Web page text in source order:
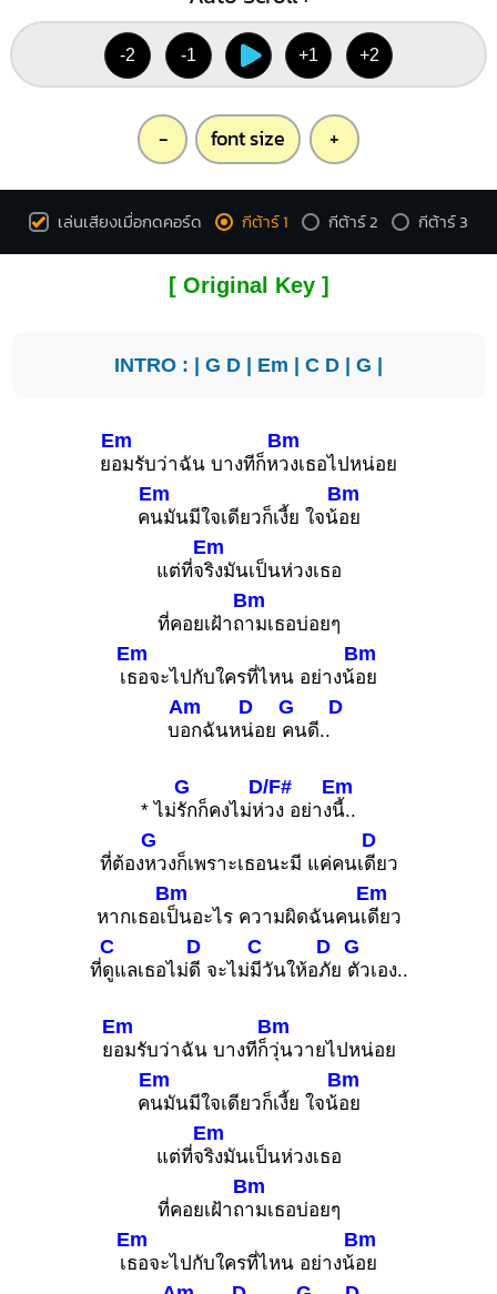
-2 -1 +1 +2
- font size +
เล่นเสียงเมื่อกดคอร์ด กีต้าร์ 1 กีต้าร์ 2 กีต้าร์ 3
[ Original Key ]
INTRO : | G D | Em | C D | G |
ย
Em
อมรับว่าฉัน บางทีก็ห
Bm
วงเธอไปหน่อย
ค
Em
นมันมีใจเดียวก็เงี้ย ใจน้
Bm
อย
แต่ที่จ
Em
ริงมันเป็นห่วงเธอ
ที่คอยเฝ้าถ
Bm
ามเธอบ่อยๆ
เ
Em
ธอจะไปกับใครที่ไหน อย่างน้
Bm
อย
บ
Am
อกฉันห
D
น่อย
G
คนดี..
D
* ไม่
G
รักก็คงไม่ห่
D/F#
วง อย่าง
Em
นี้..
ที่ต้อง
G
หวงก็เพราะเธอนะมี แค่คนเ
D
ดียว
หากเธอเ
Bm
ป็นอะไร ความผิดฉันคนเ
Em
ดียว
ที่
C
ดูแลเธอไม่
D
ดี จะไม่
C
มีวันให้อ
D
ภัย
G
ตัวเอง..
ย
Em
อมรับว่าฉัน บางทีก็
Bm
วุ่นวายไปหน่อย
ค
Em
นมันมีใจเดียวก็เงี้ย ใจน้
Bm
อย
แต่ที่จ
Em
ริงมันเป็นห่วงเธอ
ที่คอยเฝ้าถ
Bm
ามเธอบ่อยๆ
เ
Em
ธอจะไปกับใครที่ไหน อย่างน้
Bm
อย